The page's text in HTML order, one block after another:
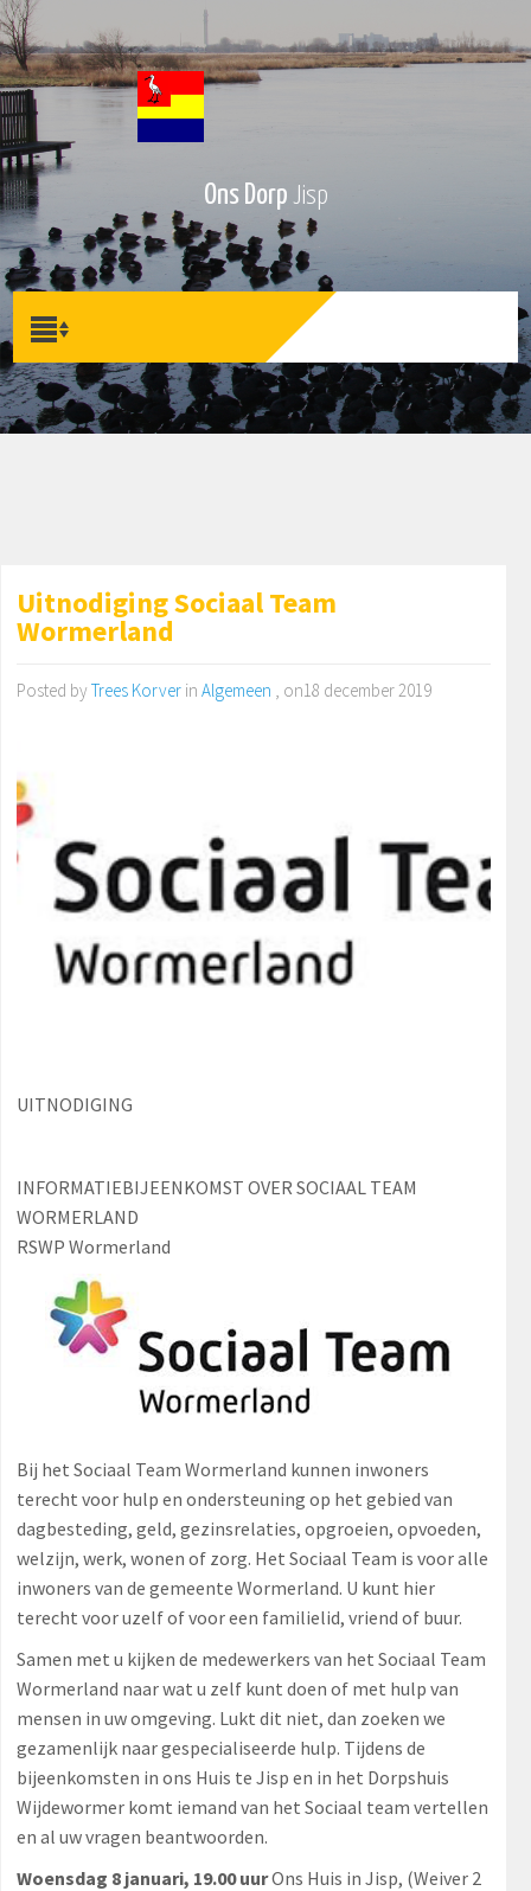
Ons Dorp Jisp
Uitnodiging Sociaal Team
Wormerland
Posted by Trees Korverin Algemeen , on18 december 2019
UITNODIGING
INFORMATIEBIJEENKOMST OVER SOCIAAL TEAM
WORMERLAND
RSWP Wormerland
Bij het Sociaal Team Wormerland kunnen inwoners
terecht voor hulp en ondersteuning op het gebied van
dagbesteding, geld, gezinsrelaties, opgroeien, opvoeden,
welzijn, werk, wonen of zorg. Het Sociaal Team is voor alle
inwoners van de gemeente Wormerland. U kunt hier
terecht voor uzelf of voor een familielid, vriend of buur.
Samen met u kijken de medewerkers van het Sociaal Team
Wormerland naar wat u zelf kunt doen of met hulp van
mensen in uw omgeving. Lukt dit niet, dan zoeken we
gezamenlijk naar gespecialiseerde hulp. Tijdens de
bijeenkomsten in ons Huis te Jisp en in het Dorpshuis
Wijdewormer komt iemand van het Sociaal team vertellen
en al uw vragen beantwoorden.
Woensdag 8 januari, 19.00 uurOns Huis in Jisp, (Weiver 2